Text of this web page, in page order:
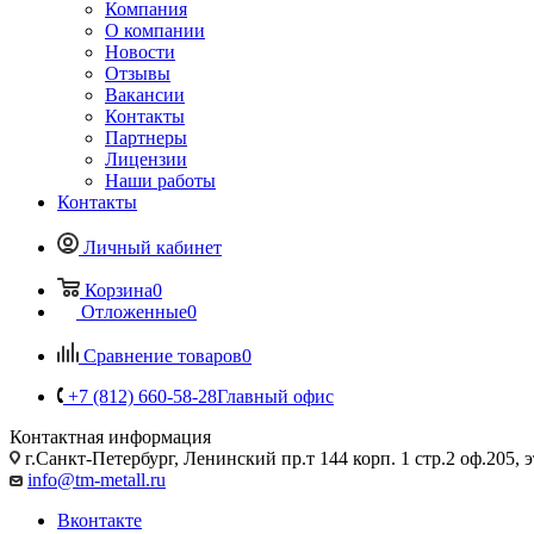
Компания
О компании
Новости
Отзывы
Вакансии
Контакты
Партнеры
Лицензии
Наши работы
Контакты
Личный кабинет
Корзина0
Отложенные0
Сравнение товаров0
+7 (812) 660-58-28Главный офис
Контактная информация
г.Санкт-Петербург, Ленинский пр.т 144 корп. 1 стр.2 оф.205,
info@tm-metall.ru
Вконтакте